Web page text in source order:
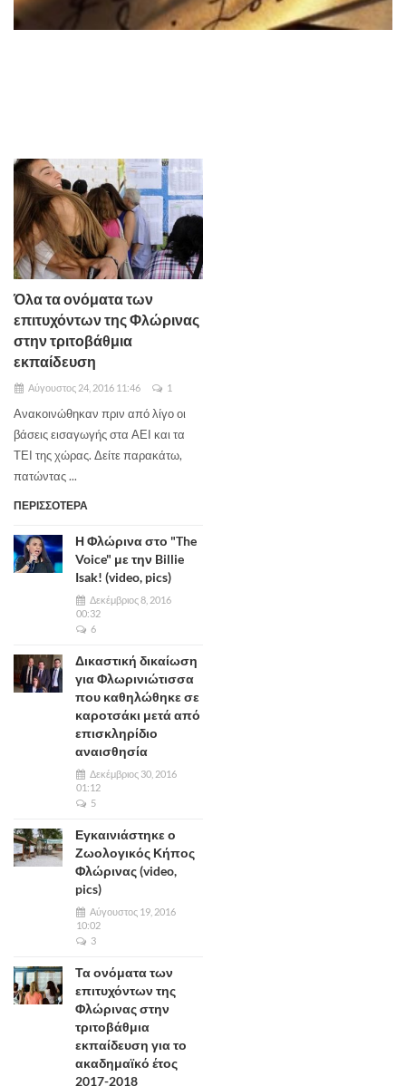
Όλα τα ονόματα των
επιτυχόντων της Φλώρινας
στην τριτοβάθμια
εκπαίδευση
Αύγουστος 24, 2016 11:46 1
Ανακοινώθηκαν πριν από λίγο οι
βάσεις εισαγωγής στα ΑΕΙ και τα
ΤΕΙ της χώρας. Δείτε παρακάτω,
πατώντας ...
ΠΕΡΙΣΣΟΤΕΡΑ
Η Φλώρινα στο "The
Voice" με την Billie
Isak! (video, pics)
Δεκέμβριος 8, 2016
00:32
6
Δικαστική δικαίωση
για Φλωρινιώτισσα
που καθηλώθηκε σε
καροτσάκι μετά από
επισκληρίδιο
αναισθησία
Δεκέμβριος 30, 2016
01:12
5
Εγκαινιάστηκε ο
Ζωολογικός Κήπος
Φλώρινας (video,
pics)
Αύγουστος 19, 2016
10:02
3
Τα ονόματα των
επιτυχόντων της
Φλώρινας στην
τριτοβάθμια
εκπαίδευση για το
ακαδημαϊκό έτος
2017-2018